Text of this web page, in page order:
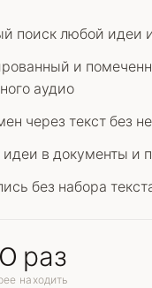
поиск любой идеи
и
аудио
через текст без
идеи в документы и
без набора
раз
находить